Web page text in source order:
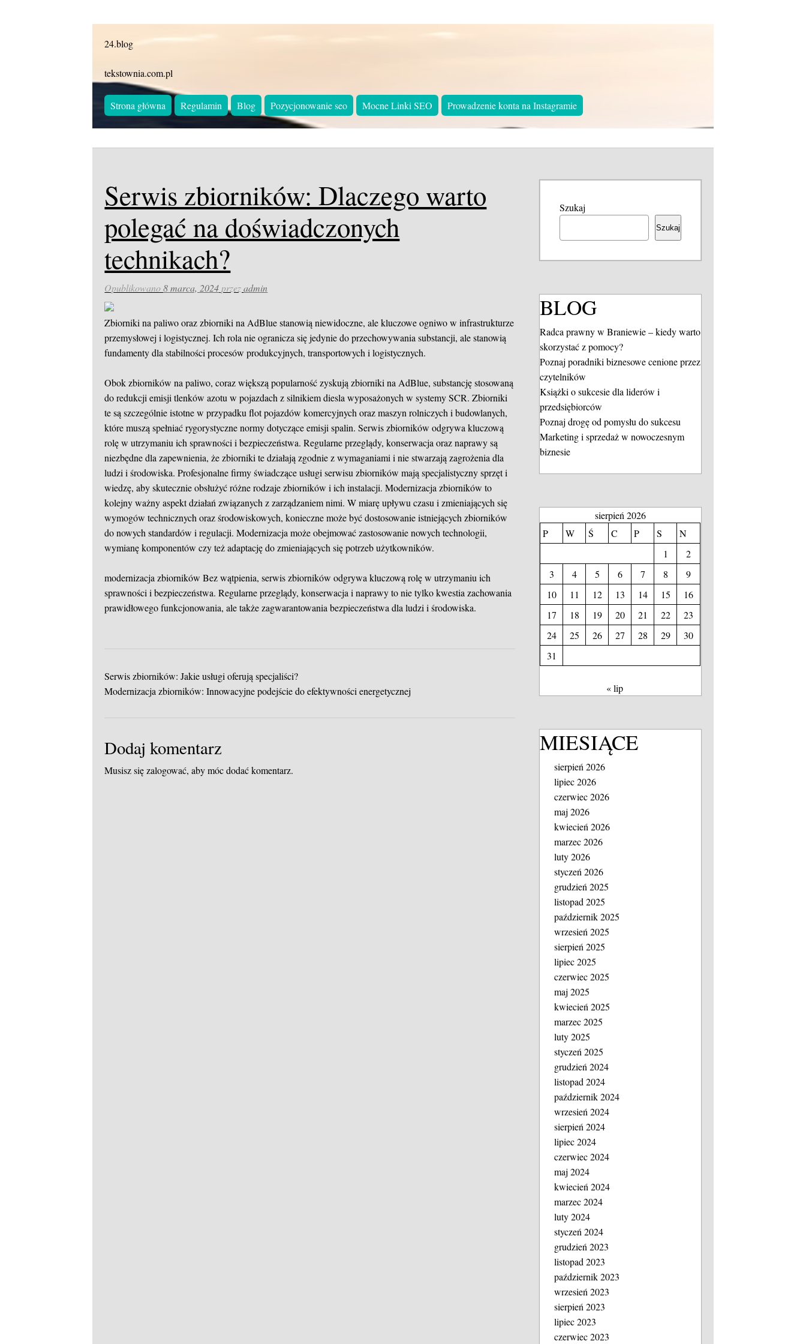
24.blog
tekstownia.com.pl
Strona główna Regulamin Blog Pozycjonowanie seo Mocne Linki SEO Prowadzenie konta na Instagramie
Serwis zbiorników: Dlaczego warto
polegać na doświadczonych
technikach?
Opublikowano8 marca, 2024 przezadmin
Zbiorniki na paliwo oraz zbiorniki na AdBlue stanowią niewidoczne, ale kluczowe ogniwo w infrastrukturze
przemysłowej i logistycznej. Ich rola nie ogranicza się jedynie do przechowywania substancji, ale stanowią
fundamenty dla stabilności procesów produkcyjnych, transportowych i logistycznych.
Obok zbiorników na paliwo, coraz większą popularność zyskują zbiorniki na AdBlue, substancję stosowaną
do redukcji emisji tlenków azotu w pojazdach z silnikiem diesla wyposażonych w systemy SCR. Zbiorniki
te są szczególnie istotne w przypadku flot pojazdów komercyjnych oraz maszyn rolniczych i budowlanych,
które muszą spełniać rygorystyczne normy dotyczące emisji spalin. Serwis zbiorników odgrywa kluczową
rolę w utrzymaniu ich sprawności i bezpieczeństwa. Regularne przeglądy, konserwacja oraz naprawy są
niezbędne dla zapewnienia, że zbiorniki te działają zgodnie z wymaganiami i nie stwarzają zagrożenia dla
ludzi i środowiska. Profesjonalne firmy świadczące usługi serwisu zbiorników mają specjalistyczny sprzęt i
wiedzę, aby skutecznie obsłużyć różne rodzaje zbiorników i ich instalacji. Modernizacja zbiorników to
kolejny ważny aspekt działań związanych z zarządzaniem nimi. W miarę upływu czasu i zmieniających się
wymogów technicznych oraz środowiskowych, konieczne może być dostosowanie istniejących zbiorników
do nowych standardów i regulacji. Modernizacja może obejmować zastosowanie nowych technologii,
wymianę komponentów czy też adaptację do zmieniających się potrzeb użytkowników.
modernizacja zbiorników Bez wątpienia, serwis zbiorników odgrywa kluczową rolę w utrzymaniu ich
sprawności i bezpieczeństwa. Regularne przeglądy, konserwacja i naprawy to nie tylko kwestia zachowania
prawidłowego funkcjonowania, ale także zagwarantowania bezpieczeństwa dla ludzi i środowiska.
Serwis zbiorników: Jakie usługi oferują specjaliści?
Modernizacja zbiorników: Innowacyjne podejście do efektywności energetycznej
Dodaj komentarz
Musisz sięzalogować, aby móc dodać komentarz.
Szukaj
Szukaj
BLOG
Radca prawny w Braniewie – kiedy warto
skorzystać z pomocy?
Poznaj poradniki biznesowe cenione przez
czytelników
Książki o sukcesie dla liderów i
przedsiębiorców
Poznaj drogę od pomysłu do sukcesu
Marketing i sprzedaż w nowoczesnym
biznesie
sierpień 2026
P
W Ś C P S
N
1
2
3
4 5 6 7 8
9
10
11 12 13 14 15
16
17
18 19 20 21 22
23
24
25 26 27 28 29
30
31
« lip
MIESIĄCE
sierpień 2026
lipiec 2026
czerwiec 2026
maj 2026
kwiecień 2026
marzec 2026
luty 2026
styczeń 2026
grudzień 2025
listopad 2025
październik 2025
wrzesień 2025
sierpień 2025
lipiec 2025
czerwiec 2025
maj 2025
kwiecień 2025
marzec 2025
luty 2025
styczeń 2025
grudzień 2024
listopad 2024
październik 2024
wrzesień 2024
sierpień 2024
lipiec 2024
czerwiec 2024
maj 2024
kwiecień 2024
marzec 2024
luty 2024
styczeń 2024
grudzień 2023
listopad 2023
październik 2023
wrzesień 2023
sierpień 2023
lipiec 2023
czerwiec 2023